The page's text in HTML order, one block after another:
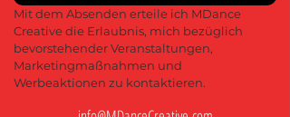
Mit dem Absenden erteile ich MDance
Creative die Erlaubnis, mich bezüglich
bevorstehender Veranstaltungen,
Marketingmaßnahmen und
Werbeaktionen zu kontaktieren.